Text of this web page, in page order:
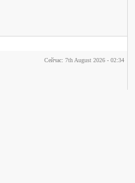
Сейчас: 7th August 2026 - 02:34